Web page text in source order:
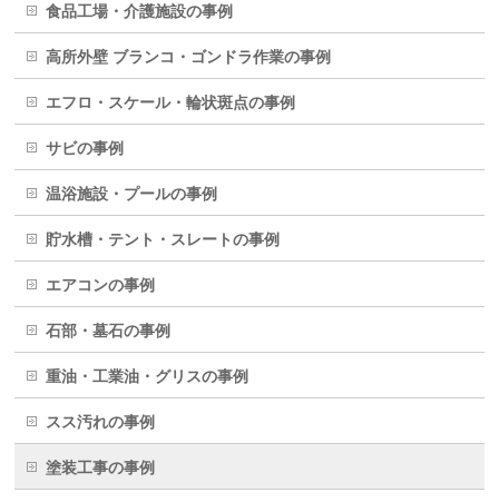
食品工場・介護施設の事例
高所外壁 ブランコ・ゴンドラ作業の事例
エフロ・スケール・輪状斑点の事例
サビの事例
温浴施設・プールの事例
貯水槽・テント・スレートの事例
エアコンの事例
石部・墓石の事例
重油・工業油・グリスの事例
スス汚れの事例
塗装工事の事例